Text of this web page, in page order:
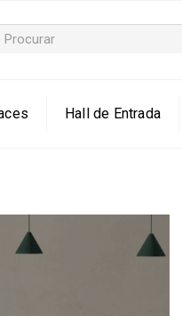
Hall de Entrada